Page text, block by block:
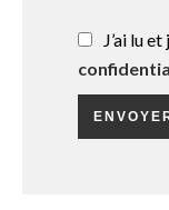
J’ai lu